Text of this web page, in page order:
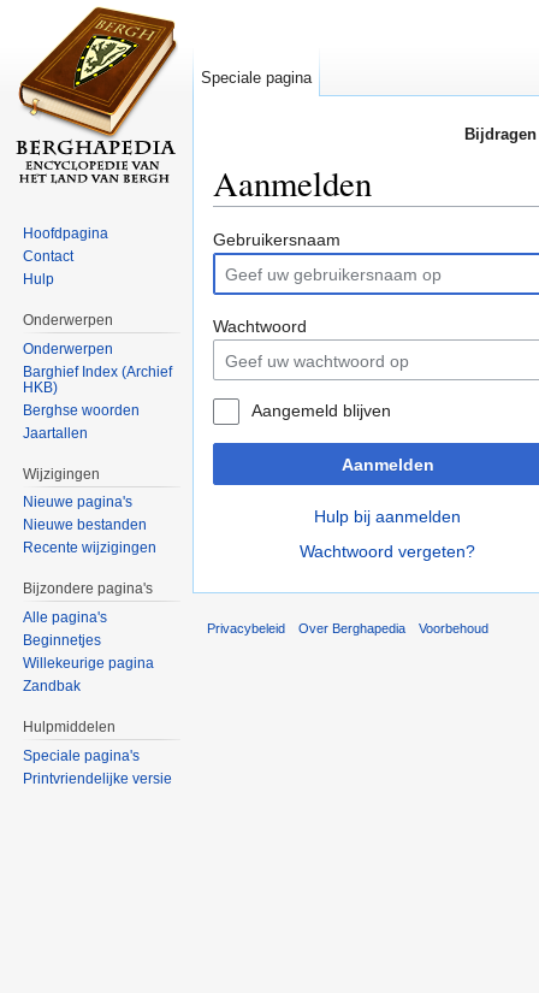
Aanmelden
Gebruikersnaam
Wachtwoord
Aangemeld blijven
Aanmelden
Hulp bij aanmelden
Wachtwoord vergeten?
Speciale pagina
Hoofdpagina
Contact
Hulp
Onderwerpen
Onderwerpen
Barghief Index (Archief
HKB)
Berghse woorden
Jaartallen
Wijzigingen
Nieuwe pagina's
Nieuwe bestanden
Recente wijzigingen
Bijzondere pagina's
Alle pagina's
Beginnetjes
Willekeurige pagina
Zandbak
Hulpmiddelen
Speciale pagina's
Printvriendelijke versie
Privacybeleid Over Berghapedia Voorbehoud